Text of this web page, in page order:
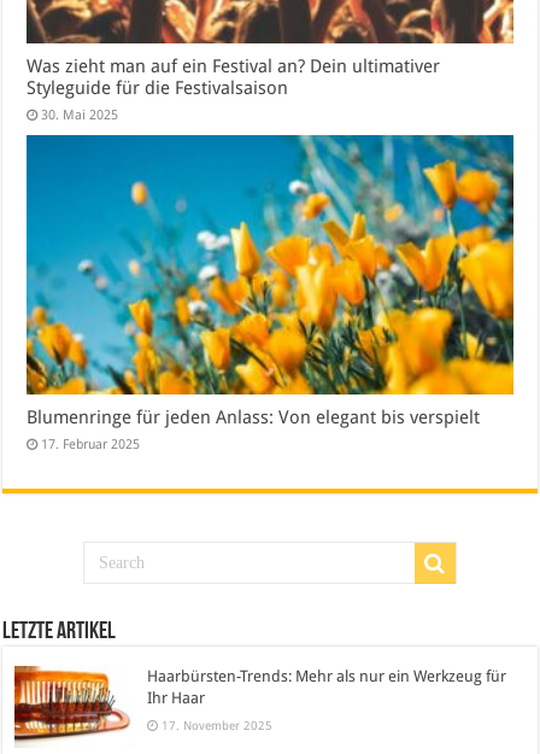
Was zieht man auf ein Festival an? Dein ultimativer
Styleguide für die Festivalsaison
30. Mai 2025
Blumenringe für jeden Anlass: Von elegant bis verspielt
17. Februar 2025
Letzte Artikel
Haarbürsten-Trends: Mehr als nur ein Werkzeug für
Ihr Haar
17. November 2025